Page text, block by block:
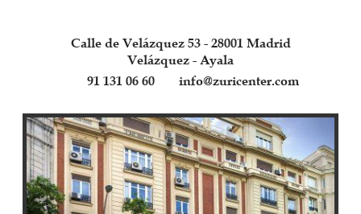
Calle de Velázquez 53 - 28001 Madrid
Velázquez - Ayala
91 131 06 60
info@zuricenter.com